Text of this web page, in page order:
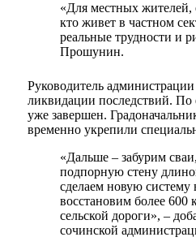
«Для местных жителей,
кто живет в частном
реальные трудности и
Прошунин.
Руководитель
ликвидации последствий. По
уже завершен.
временно укрепили
«Дальше – забурим
подпорную стену
сделаем новую систему
восстановим более 600
сельской дороги», –
сочинской